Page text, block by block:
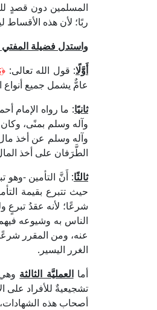
المسلمين دون قصدٍ
ربًا؛ لأن هذه
واستدل فضيلة
أَوَّلًا: قول الله تعالى:
عامٌّ يشمل جميع أنواع
ثانيًا: ما رواه الإمام
وآله وسلم بمنًى،
وآله وسلم عن أخذ
الطَّرَفان على أخذ
ثالثًا: أَنَّ التأمين -
حيث تتبرع بقيمة
شرعًا؛ لأنه عقدُ تبرعٍ
الناس به وشيوعه
عنه، ومن المقرر شرعًا
الغرر اليسير.
أماالعمليَّة الثالثة
تشجيعيةٌ للأفراد على
أصحاب هذه الشهادات،